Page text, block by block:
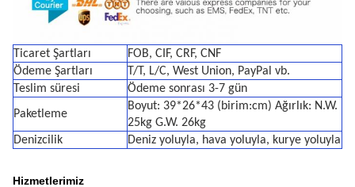
Ticaret Şartları
FOB, CIF, CRF, CNF
Ödeme Şartları
T/T, L/C, West Union, PayPal vb.
Teslim süresi
Ödeme sonrası 3-7 gün
Paketleme
Boyut: 39*26*43 (birim:cm) Ağırlık: N.W.
25kg G.W. 26kg
Denizcilik
Deniz yoluyla, hava yoluyla, kurye yoluyla
Hizmetlerimiz